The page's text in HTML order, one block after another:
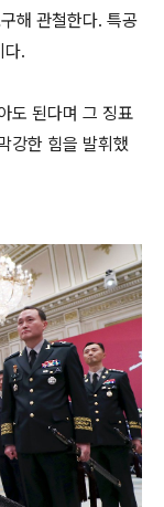
해 관철한다. 특공
다.
도 된다며 그 징표
강한 힘을 발휘했